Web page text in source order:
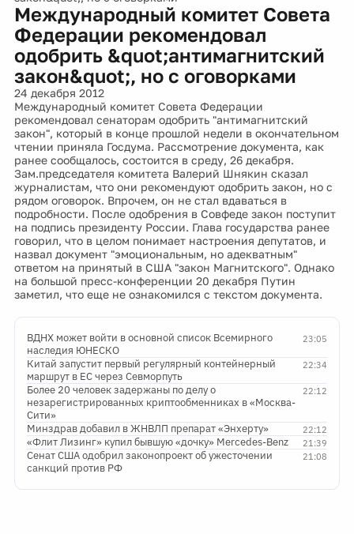
Международный комитет Совета
Федерации рекомендовал
одобрить &quot;антимагнитский
закон&quot;, но с оговорками
24 декабря 2012
Международный комитет Совета Федерации
рекомендовал сенаторам одобрить "антимагнитский
закон", который в конце прошлой недели в окончательном
чтении приняла Госдума. Рассмотрение документа, как
ранее сообщалось, состоится в среду, 26 декабря.
Зам.председателя комитета Валерий Шнякин сказал
журналистам, что они рекомендуют одобрить закон, но с
рядом оговорок. Впрочем, он не стал вдаваться в
подробности. После одобрения в Совфеде закон поступит
на подпись президенту России. Глава государства ранее
говорил, что в целом понимает настроения депутатов, и
назвал документ "эмоциональным, но адекватным"
ответом на принятый в США "закон Магнитского". Однако
на большой пресс-конференции 20 декабря Путин
заметил, что еще не ознакомился с текстом документа.
23:05
ВДНХ может войти в основной список Всемирного
наследия ЮНЕСКО
22:34
Китай запустит первый регулярный контейнерный
маршрут в ЕС через Севморпуть
22:12
Более 20 человек задержаны по делу о
незарегистрированных криптообменниках в «Москва-
Сити»
22:12
Минздрав добавил в ЖНВЛП препарат «Энхерту»
21:39
«Флит Лизинг» купил бывшую «дочку» Mercedes-Benz
21:08
Сенат США одобрил законопроект об ужесточении
санкций против РФ